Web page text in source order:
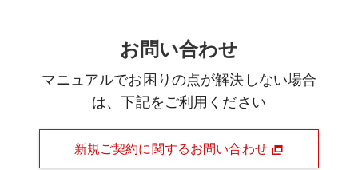
お問い合わせ
マニュアルでお困りの点が解決しない場合
は、下記をご利用ください
新規ご契約に関するお問い合わせ